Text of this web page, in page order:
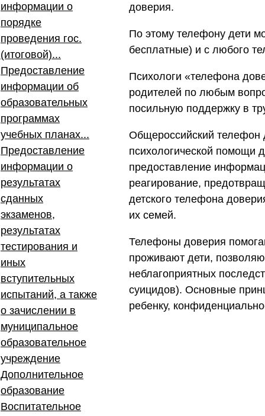
информации о
порядке
проведения гос.
(итоговой)...
Предоставление
информации об
образовательных
программах
учебных планах...
Предоставление
информации о
результатах
сданных
экзаменов,
результатах
тестирования и
иных
вступительных
испытаний, а также
о зачислении в
муниципальное
образовательное
учреждение
Дополнительное
образование
Воспитательное
доверия.
По этому телефону дети
бесплатные) и с любого
Психологи «телефона
родителей по любым
посильную поддержку в
Общероссийский телефон
психологической помощи
предоставление
реагирование,
детского телефона
их семей.
Телефоны доверия
проживают дети,
неблагоприятных
суицидов). Основные
ребенку,